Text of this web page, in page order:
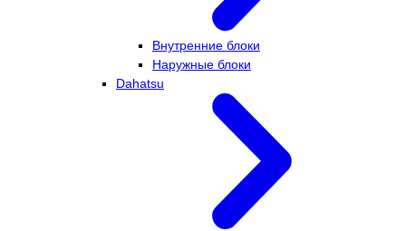
Внутренние блоки
Наружные блоки
Dahatsu